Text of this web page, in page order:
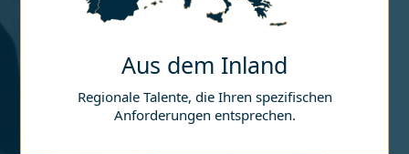
Aus dem Inland
Regionale Talente, die Ihren spezifischen
Anforderungen entsprechen.